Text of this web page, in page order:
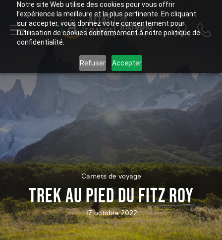
Notre site Web utilise des cookies pour vous offrir
l’expérience la meilleure et la plus pertinente. En cliquant
sur accepter, vous donnez votre consentement pour
l’utilisation de cookies conformément à notre politique de
confidentialité.
Refuser Accepter
ALTAÏ
TRAVEL
An
Intrepid
Company
Carnets de voyage
TREK AU PIED DU FITZ ROY
17 octobre 2022